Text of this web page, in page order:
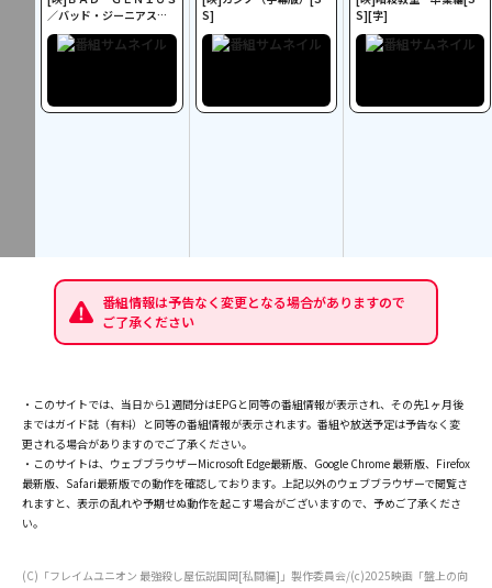
／バッド・ジーニアス
（字幕版）[PG12][SS]
S]
S][字]
番組情報は予告なく変更となる場合がありますので
ご了承ください
・このサイトでは、当日から1週間分はEPGと同等の番組情報が表示され、その先1ヶ月後
まではガイド誌（有料）と同等の番組情報が表示されます。番組や放送予定は予告なく変
更される場合がありますのでご了承ください。
・このサイトは、ウェブブラウザーMicrosoft Edge最新版、Google Chrome 最新版、Firefox
最新版、Safari最新版での動作を確認しております。上記以外のウェブブラウザーで閲覧さ
れますと、表示の乱れや予期せぬ動作を起こす場合がございますので、予めご了承くださ
い。
(C)「フレイムユニオン 最強殺し屋伝説国岡[私闘編]」製作委員会/(c)2025映画「盤上の向